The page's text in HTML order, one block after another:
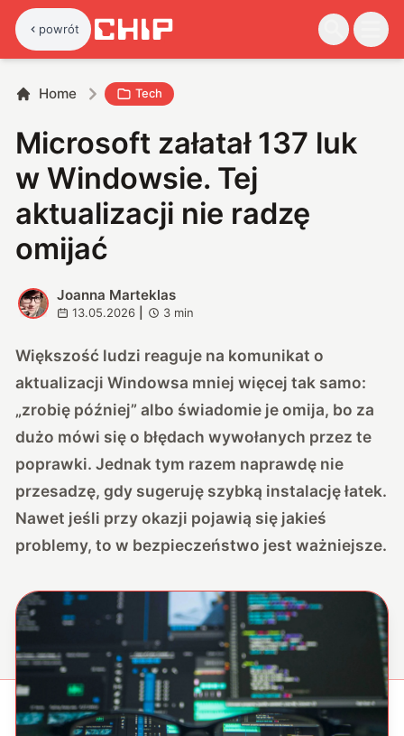
powrót
Home Tech
Microsoft załatał 137 luk
w Windowsie. Tej
aktualizacji nie radzę
omijać
J
Joanna Marteklas
13.05.2026 3 min
Większość ludzi reaguje na komunikat o
aktualizacji Windowsa mniej więcej tak samo:
„zrobię później” albo świadomie je omija, bo za
dużo mówi się o błędach wywołanych przez te
poprawki. Jednak tym razem naprawdę nie
przesadzę, gdy sugeruję szybką instalację łatek.
Nawet jeśli przy okazji pojawią się jakieś
problemy, to w bezpieczeństwo jest ważniejsze.